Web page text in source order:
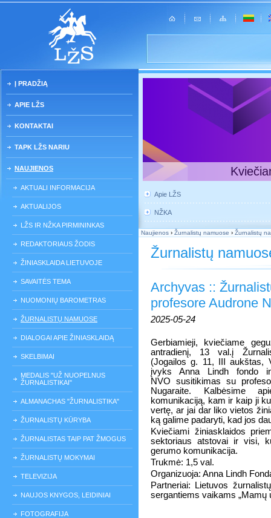
Į PRADŽIĄ
APIE LŽS
KONTAKTAI
TAPK LŽS NARIU
NAUJIENOS
AKTUALI INFORMACIJA
AKTUALIJOS
LŽS IR NŽKA PIRMININKAS
REDAKTORIAUS ŽODIS
ŽINIASKLAIDA LIETUVOJE
SAVAITĖS TEMA
NUOMONIŲ BAROMETRAS
ŽURNALISTŲ NAMUOSE
DIALOGAI APIE ŽINIASKLAIDĄ
SKELBIMAI
MEDALIS "UŽ NUOPELNUS
ŽURNALISTIKAI"
ALMANACHAS "ŽURNALISTIKA"
ŽURNALISTŲ KŪRYBA
ŽURNALISTAS TAIP PAT ŽMOGUS
ŽURNALISTŲ MOKYMAI
TELEVIZIJA
NAUJOS KNYGOS, LEIDINIAI
FOTOGRAFIJA
Apie LŽS
NŽKA
Naujienos › Žurnalistų namuose › Žurnalistų
Žurnalistų
Archyvas ::
profesore Audrone
2025-05-24
Gerbiamieji, kviečiame
antradienį, 13 val.į
(Jogailos g. 11, III aukštas,
įvyks Anna Lindh fondo
NVO susitikimas su
Nugaraite. Kalbėsime
komunikaciją, kam ir kaip ji
vertę, ar jai dar liko vietos
ką galime padaryti, kad jos
Kviečiami žiniasklaidos
sektoriaus atstovai ir visi,
gerumo komunikacija.
Trukmė: 1,5 val.
Organizuoja: Anna Lindh
Partneriai: Lietuvos
sergantiems vaikams „Mamų